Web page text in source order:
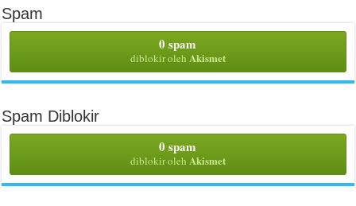
Spam
0 spam
diblokir oleh Akismet
Spam Diblokir
0 spam
diblokir oleh Akismet